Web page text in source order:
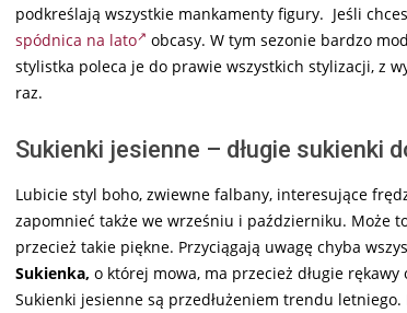
podkreślają wszystkie mankamenty figury. Jeśli
spódnica na lato
obcasy. W tym sezonie bardzo
stylistka poleca je do prawie wszystkich stylizacji, z
raz.
Sukienki jesienne – długie sukienki
Lubicie styl boho, zwiewne falbany, interesujące
zapomnieć także we wrześniu i październiku. Może
przecież takie piękne. Przyciągają uwagę chyba
Sukienka, o której mowa, ma przecież długie
Sukienki jesienne są przedłużeniem trendu